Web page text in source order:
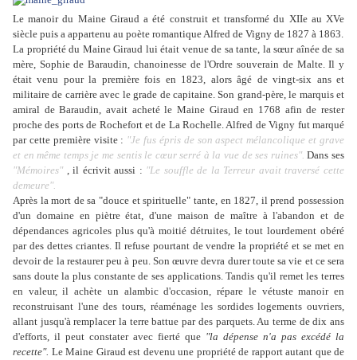
Le manoir du Maine Giraud a été construit et transformé du XIIe au XVe
siècle puis a appartenu au poète romantique Alfred de Vigny de 1827 à 1863.
La propriété du Maine Giraud lui était venue de sa tante, la sœur aînée de sa
mère, Sophie de Baraudin, chanoinesse de l'Ordre souverain de Malte. Il y
était venu pour la première fois en 1823, alors âgé de vingt-six ans et
militaire de carrière avec le grade de capitaine. Son grand-père, le marquis et
amiral de Baraudin, avait acheté le Maine Giraud en 1768 afin de rester
proche des ports de Rochefort et de La Rochelle. Alfred de Vigny fut marqué
par cette première visite : "Je fus épris de son aspect mélancolique et grave
et en même temps je me sentis le cœur serré à la vue de ses ruines". Dans ses
"Mémoires" , il écrivit aussi : "Le souffle de la Terreur avait traversé cette
demeure".
Après la mort de sa "douce et spirituelle" tante, en 1827, il prend possession
d'un domaine en piètre état, d'une maison de maître à l'abandon et de
dépendances agricoles plus qu'à moitié détruites, le tout lourdement obéré
par des dettes criantes. Il refuse pourtant de vendre la propriété et se met en
devoir de la restaurer peu à peu. Son œuvre devra durer toute sa vie et ce sera
sans doute la plus constante de ses applications. Tandis qu'il remet les terres
en valeur, il achète un alambic d'occasion, répare le vétuste manoir en
reconstruisant l'une des tours, réaménage les sordides logements ouvriers,
allant jusqu'à remplacer la terre battue par des parquets. Au terme de dix ans
d'efforts, il peut constater avec fierté que "la dépense n'a pas excédé la
recette". Le Maine Giraud est devenu une propriété de rapport autant que de